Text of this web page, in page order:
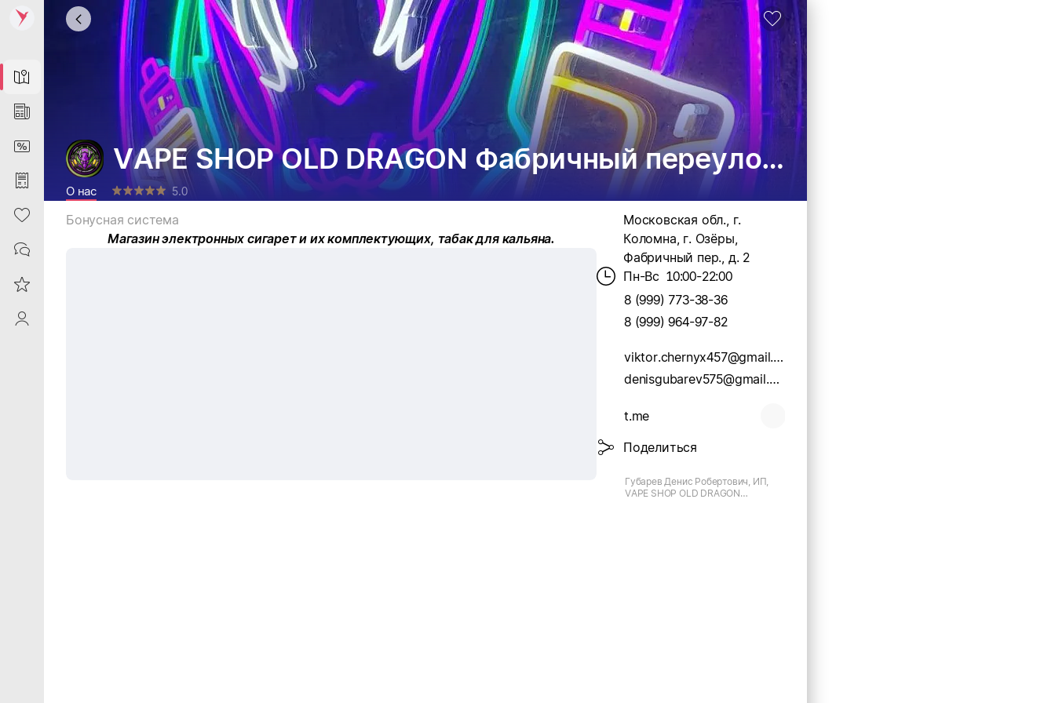
Map
News
DiscountCard
Purchases
Heart
Contacts
Reviews
ProfileSaby
VAPE SHOP OLD DRAGON Фабричный переулок дом 2
О нас 5.0
Бонусная система
Магазин электронных сигарет и их комплектующих, табак для кальяна.
Московская обл., г.
Коломна, г. Озёры,
Фабричный пер., д. 2
Пн-Вс 10:00-22:00
8 (999) 773-38-36
8 (999) 964-97-82
viktor.chernyx457@gmail.com
denisgubarev575@gmail.com
t.me
Поделиться
Губарев Денис Робертович, ИП,
VAPE SHOP OLD DRAGON